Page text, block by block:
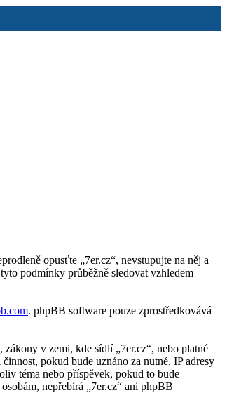
opusťte „7er.cz“, nevstupujte na něj a
podmínky průběžně sledovat vzhledem
. phpBB software pouze zprostředkovává
v zemi, kde sídlí „7er.cz“, nebo platné
pokud bude uznáno za nutné. IP adresy
téma nebo příspěvek, pokud to bude
nepřebírá „7er.cz“ ani phpBB